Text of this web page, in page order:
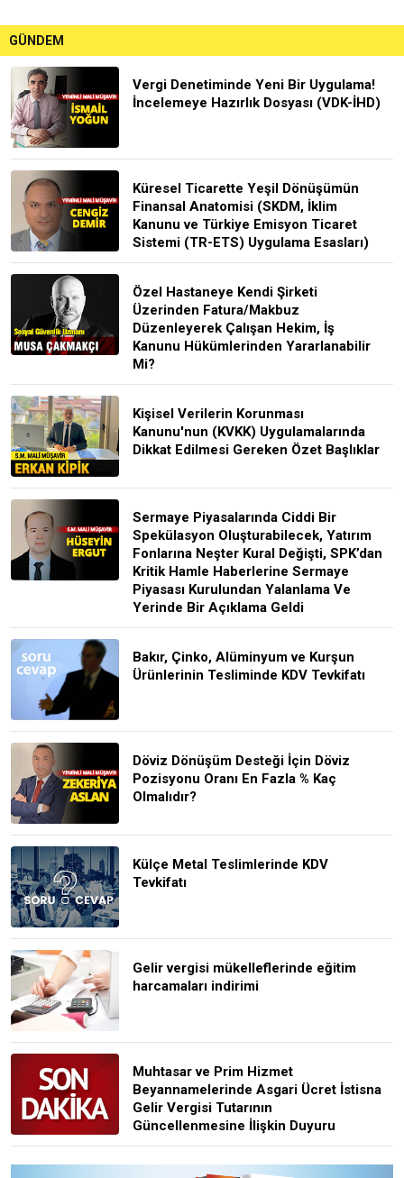
GÜNDEM
Vergi Denetiminde Yeni Bir Uygulama!
İncelemeye Hazırlık Dosyası (VDK-İHD)
Küresel Ticarette Yeşil Dönüşümün
Finansal Anatomisi (SKDM, İklim
Kanunu ve Türkiye Emisyon Ticaret
Sistemi (TR-ETS) Uygulama Esasları)
Özel Hastaneye Kendi Şirketi
Üzerinden Fatura/Makbuz
Düzenleyerek Çalışan Hekim, İş
Kanunu Hükümlerinden Yararlanabilir
Mi?
Kişisel Verilerin Korunması
Kanunu'nun (KVKK) Uygulamalarında
Dikkat Edilmesi Gereken Özet Başlıklar
Sermaye Piyasalarında Ciddi Bir
Spekülasyon Oluşturabilecek, Yatırım
Fonlarına Neşter Kural Değişti, SPK’dan
Kritik Hamle Haberlerine Sermaye
Piyasası Kurulundan Yalanlama Ve
Yerinde Bir Açıklama Geldi
Bakır, Çinko, Alüminyum ve Kurşun
Ürünlerinin Tesliminde KDV Tevkifatı
Döviz Dönüşüm Desteği İçin Döviz
Pozisyonu Oranı En Fazla % Kaç
Olmalıdır?
Külçe Metal Teslimlerinde KDV
Tevkifatı
Gelir vergisi mükelleflerinde eğitim
harcamaları indirimi
Muhtasar ve Prim Hizmet
Beyannamelerinde Asgari Ücret İstisna
Gelir Vergisi Tutarının
Güncellenmesine İlişkin Duyuru